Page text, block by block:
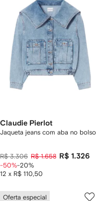
Claudie Pierlot
Jaqueta jeans com aba no bolso
R$ 3.306 R$ 1.658 R$ 1.326
12 x R$ 110,50
-50%-20%
Oferta especial